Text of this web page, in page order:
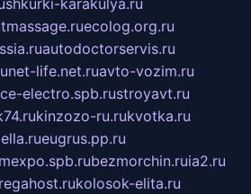
shkurki-karakulya.ru
ecolog.org.ru
autodoctorservis.ru
net-life.net.ruavto-vozim.ru
electro.spb.rustroyavt.ru
kinzozo-ru.rukvotka.ru
eugrus.pp.ru
bezmorchin.ruia2.ru
regahost.rukolosok-elita.ru